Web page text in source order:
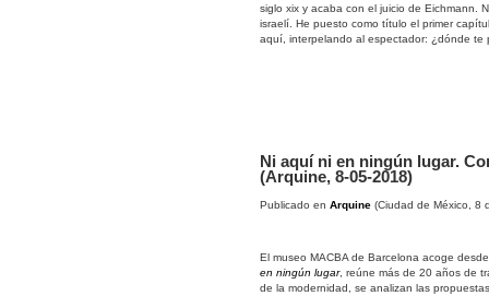
siglo xix y acaba con el juicio de Eichmann.
israelí. He puesto como título el primer
aquí, interpelando al espectador: ¿dónde te
Ni aquí ni en ningún lugar.
(Arquine, 8-05-2018)
Publicado en Arquine (Ciudad de México, 8
El museo MACBA de Barcelona acoge
en ningún lugar, reúne más de 20 años de
de la modernidad, se analizan las